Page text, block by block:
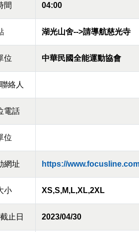
間 04:00
湖光山舍-->請導航慈光寺
位 中華民國全能運動協會
絡人
電話
位
網址 https://
小 XS,S,M,L,XL,2XL
止日 2023/04/30